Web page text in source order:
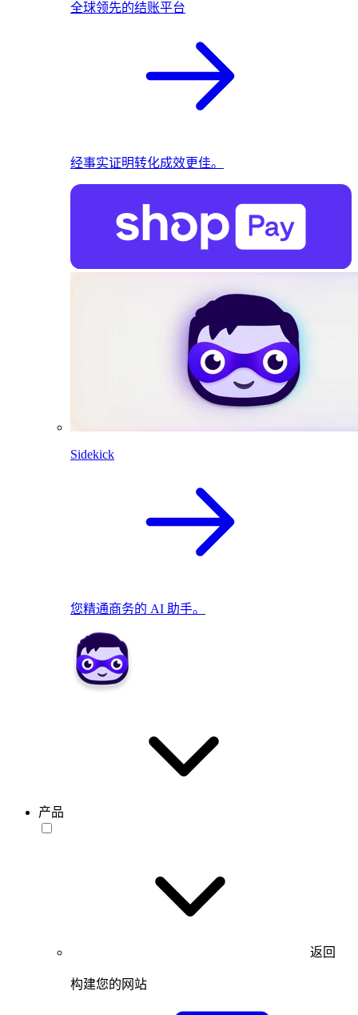
全球领先的结账平台
经事实证明转化成效更佳。
Sidekick
您精通商务的 AI 助手。
产品
返回
构建您的网站